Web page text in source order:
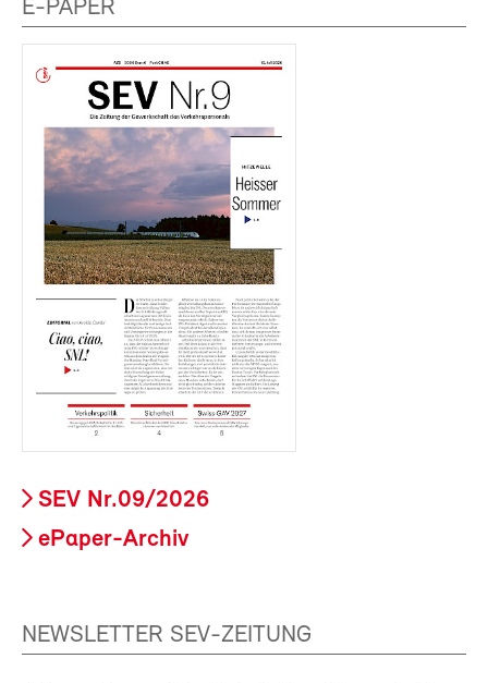
E-PAPER
SEV Nr.09/2026
ePaper-Archiv
NEWSLETTER SEV-ZEITUNG